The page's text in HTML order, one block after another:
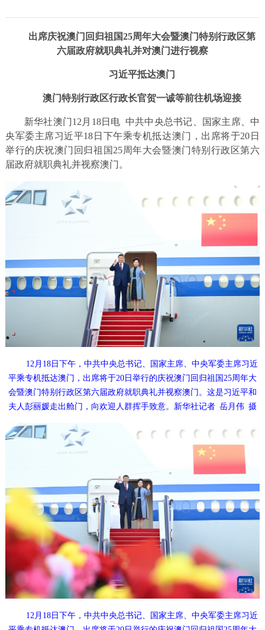
出席庆祝澳门回归祖国25周年大会暨澳门特别行政区第
六届政府就职典礼并对澳门进行视察
习近平抵达澳门
澳门特别行政区行政长官贺一诚等前往机场迎接
新华社澳门12月18日电 中共中央总书记、国家主席、中
央军委主席习近平18日下午乘专机抵达澳门，出席将于20日
举行的庆祝澳门回归祖国25周年大会暨澳门特别行政区第六
届政府就职典礼并视察澳门。
12月18日下午，中共中央总书记、国家主席、中央军委主席习近
平乘专机抵达澳门，出席将于20日举行的庆祝澳门回归祖国25周年大
会暨澳门特别行政区第六届政府就职典礼并视察澳门。这是习近平和
夫人彭丽媛走出舱门，向欢迎人群挥手致意。新华社记者 岳月伟 摄
12月18日下午，中共中央总书记、国家主席、中央军委主席习近